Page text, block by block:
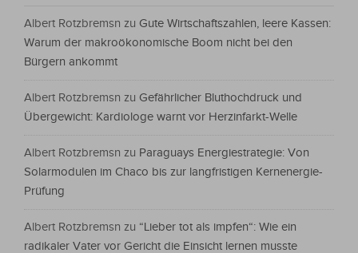
Albert Rotzbremsn zu Gute Wirtschaftszahlen, leere Kassen:
Warum der makroökonomische Boom nicht bei den
Bürgern ankommt
Albert Rotzbremsn zu Gefährlicher Bluthochdruck und
Übergewicht: Kardiologe warnt vor Herzinfarkt-Welle
Albert Rotzbremsn zu Paraguays Energiestrategie: Von
Solarmodulen im Chaco bis zur langfristigen Kernenergie-
Prüfung
Albert Rotzbremsn zu “Lieber tot als impfen“: Wie ein
radikaler Vater vor Gericht die Einsicht lernen musste